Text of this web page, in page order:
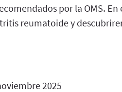
por la OMS.
reumatoide y
2025